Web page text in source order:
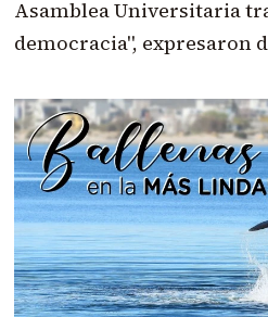
Asamblea Universitaria
democracia", expresaron